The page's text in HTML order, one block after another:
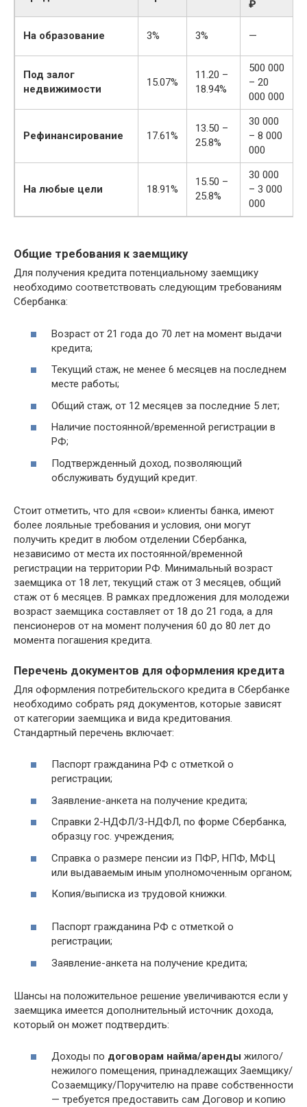
₽
На образование 3% 3% —
Под залог
недвижимости
15.07%
11.20 –
18.94%
500 000
– 20
000 000
Рефинансирование 17.61%
13.50 –
25.8%
30 000
– 8 000
000
На любые цели 18.91%
15.50 –
25.8%
30 000
– 3 000
000
Общие требования к заемщику
Для получения кредита потенциальному заемщику
необходимо соответствовать следующим требованиям
Сбербанка:
Возраст от 21 года до 70 лет на момент выдачи
кредита;
Текущий стаж, не менее 6 месяцев на последнем
месте работы;
Общий стаж, от 12 месяцев за последние 5 лет;
Наличие постоянной/временной регистрации в
РФ;
Подтвержденный доход, позволяющий
обслуживать будущий кредит.
Стоит отметить, что для «свои» клиенты банка, имеют
более лояльные требования и условия, они могут
получить кредит в любом отделении Сбербанка,
независимо от места их постоянной/временной
регистрации на территории РФ. Минимальный возраст
заемщика от 18 лет, текущий стаж от 3 месяцев, общий
стаж от 6 месяцев. В рамках предложения для молодежи
возраст заемщика составляет от 18 до 21 года, а для
пенсионеров от на момент получения 60 до 80 лет до
момента погашения кредита.
Перечень документов для оформления кредита
Для оформления потребительского кредита в Сбербанке
необходимо собрать ряд документов, которые зависят
от категории заемщика и вида кредитования.
Стандартный перечень включает:
Паспорт гражданина РФ с отметкой о
регистрации;
Заявление-анкета на получение кредита;
Справки 2-НДФЛ/3-НДФЛ, по форме Сбербанка,
образцу гос. учреждения;
Справка о размере пенсии из ПФР, НПФ, МФЦ
или выдаваемым иным уполномоченным органом;
Копия/выписка из трудовой книжки.
Паспорт гражданина РФ с отметкой о
регистрации;
Заявление-анкета на получение кредита;
Шансы на положительное решение увеличиваются если у
заемщика имеется дополнительный источник дохода,
который он может подтвердить:
Доходы по договорам найма/аренды жилого/
нежилого помещения, принадлежащих Заемщику/
Созаемщику/Поручителю на праве собственности
— требуется предоставить сам Договор и копию